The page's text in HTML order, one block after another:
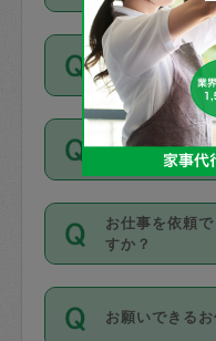
お、3時間を
いません。
タスカジさん
があり、レビ
値、などで除
がっていく仕
お支払方法は
Master／JCB
Diners Club
カード情報の
を行う際にご
ル登録時には
丈夫です。
デビットカー
リカ、au
銀行振込や現
同じタスカジ
合はお得にな
依頼には「ス
隔週）」があ
ポット」より
す。
定期の最低利
りに、一定数
交通費は料金
交通費は依頼
料金のご請求
ます。交通費
お仕事を依頼
すか？
時間帯は3種
たり３時間で
お願いできる